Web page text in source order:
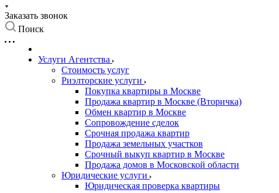
Заказать звонок
Поиск
Услуги Агентства
Стоимость услуг
Риэлторские услуги
Покупка квартиры в Москве
Продажа квартир в Москве (Вторичка)
Обмен квартир в Москве
Сопровождение сделок
Срочная продажа квартир
Продажа земельных участков
Срочный выкуп квартир в Москве
Продажа домов в Московской области
Юридические услуги
Юридическая проверка квартиры